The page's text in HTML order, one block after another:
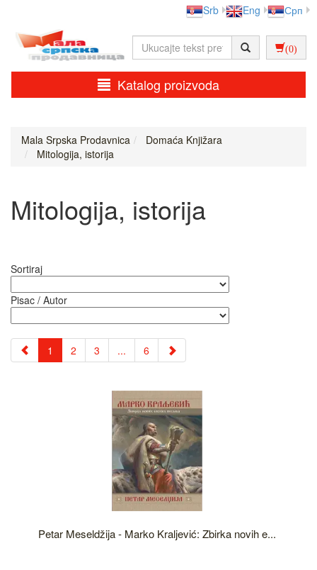
Srb Eng Срп
(0)
Katalog proizvoda
Mala Srpska Prodavnica
Domaća Knjižara
Mitologija, istorija
Mitologija, istorija
Sortiraj
Pisac / Autor
1 2 3 ... 6
Petar Meseldžija - Marko Kraljević: Zbirka novih e...